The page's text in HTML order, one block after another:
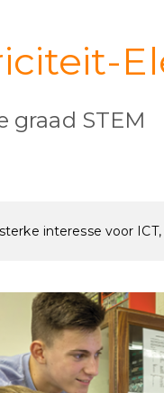
graad STEM
interesse voor